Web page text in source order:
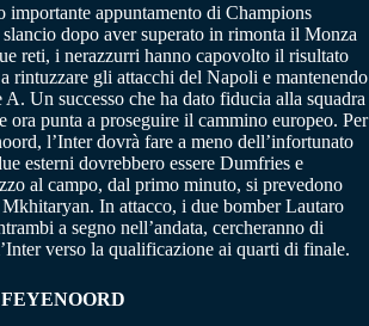
importante appuntamento di Champions
dopo aver superato in rimonta il Monza
reti, i nerazzurri hanno capovolto il risultato
rintuzzare gli attacchi del Napoli e mantenendo
Un successo che ha dato fiducia alla squadra
ora punta a proseguire il cammino europeo. Per
l’Inter dovrà fare a meno dell’infortunato
esterni dovrebbero essere Dumfries e
al campo, dal primo minuto, si prevedono
In attacco, i due bomber Lautaro
a segno nell’andata, cercheranno di
verso la qualificazione ai quarti di finale.